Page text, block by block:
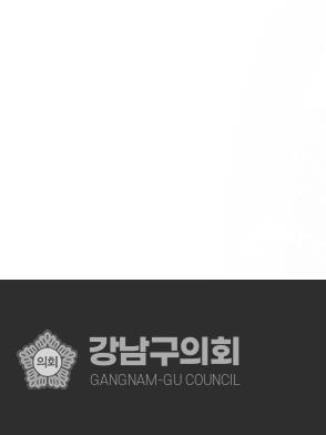
강남구의회
GANGNAM-GU COUNCIL